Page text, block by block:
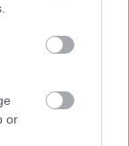
or
Emese
alapuló,